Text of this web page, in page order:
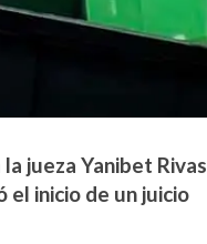
jueza Yanibet Rivas
inicio de un juicio